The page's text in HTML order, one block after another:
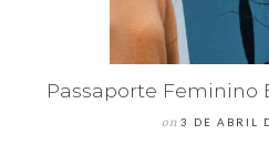
Passaporte Feminino
on 3 DE ABRIL